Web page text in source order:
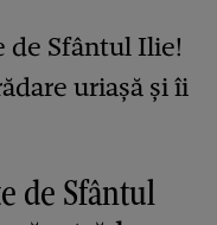
de Sfântul